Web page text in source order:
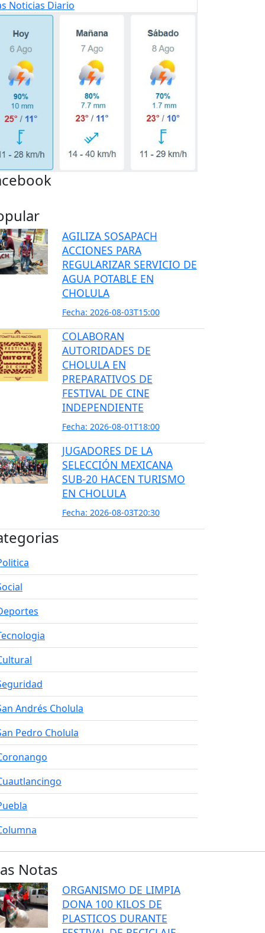
Noticias Diario
AGILIZA SOSAPACH
ACCIONES PARA
REGULARIZAR SERVICIO DE
AGUA POTABLE EN
CHOLULA
Fecha: 2026-08-03T15:00
COLABORAN
AUTORIDADES DE
CHOLULA EN
PREPARATIVOS DE
FESTIVAL DE CINE
INDEPENDIENTE
Fecha: 2026-08-01T18:00
JUGADORES DE LA
SELECCIÓN MEXICANA
SUB-20 HACEN TURISMO
EN CHOLULA
Fecha: 2026-08-03T20:30
Andrés Cholula
Pedro Cholula
Notas
ORGANISMO DE LIMPIA
DONA 100 KILOS DE
PLASTICOS DURANTE